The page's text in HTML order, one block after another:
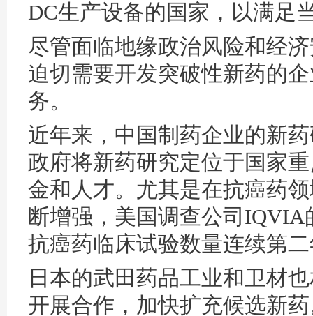
DC生产设备的国家，以满足
尽管面临地缘政治风险和经
迫切需要开发突破性新药的
务。
近年来，中国制药企业的新
政府将新药研究定位于国家
金和人才。尤其是在抗癌药
断增强，美国调查公司
抗癌药临床试验数量连续第
日本的武田药品工业和卫材
开展合作，加快扩充候选新